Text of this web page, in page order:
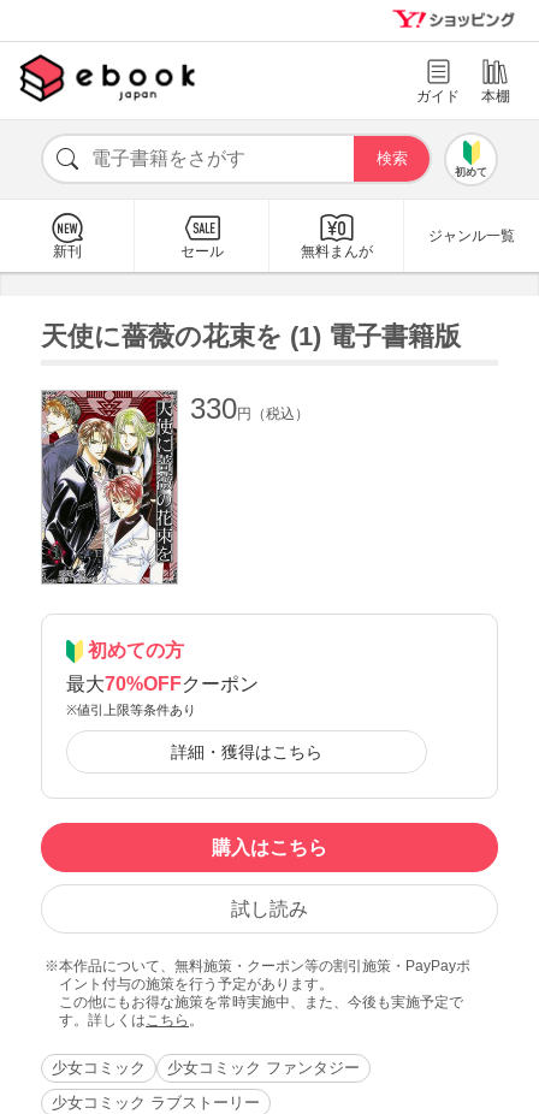
ガイド 本棚
初めて
新刊 セール 無料まんが
ジャンル一覧
天使に薔薇の花束を (1) 電子書籍版
330円（税込）
初めての方
最大70%OFFクーポン
※値引上限等条件あり
詳細・獲得はこちら
購入はこちら
試し読み
本作品について、無料施策・クーポン等の割引施策・PayPayポ
イント付与の施策を行う予定があります。
この他にもお得な施策を常時実施中、また、今後も実施予定で
す。詳しくはこちら 。
少女コミック
少女コミック ファンタジー
少女コミック ラブストーリー